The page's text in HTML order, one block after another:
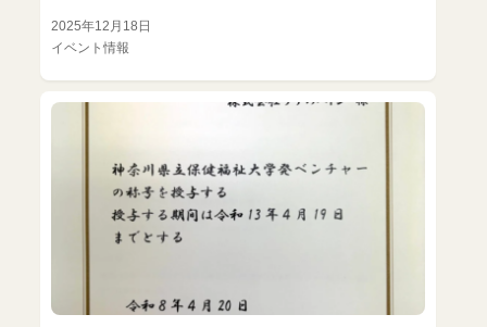
2025年12月18日
イベント情報